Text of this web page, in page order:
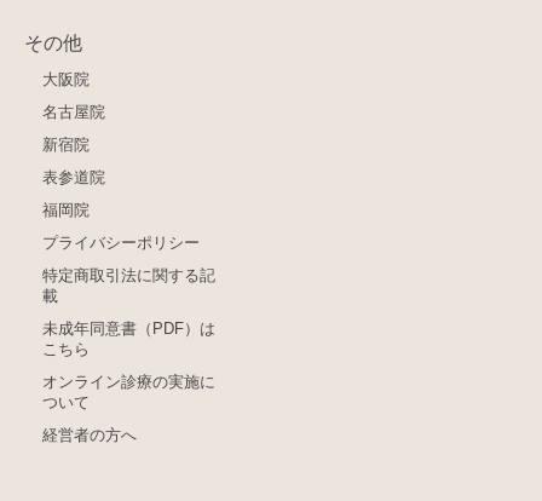
その他
大阪院
名古屋院
新宿院
表参道院
福岡院
プライバシーポリシー
特定商取引法に関する記
載
未成年同意書（PDF）は
こちら
オンライン診療の実施に
ついて
経営者の方へ